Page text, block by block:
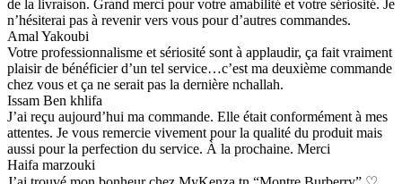
de la livraison. Grand merci pour votre amabilité et votre sériosité. Je
n’hésiterai pas à revenir vers vous pour d’autres commandes.
Amal Yakoubi
Votre professionnalisme et sériosité sont à applaudir, ça fait vraiment
plaisir de bénéficier d’un tel service…c’est ma deuxième commande
chez vous et ça ne serait pas la dernière nchallah.
Issam Ben khlifa
J’ai reçu aujourd’hui ma commande. Elle était conformément à mes
attentes. Je vous remercie vivement pour la qualité du produit mais
aussi pour la perfection du service. À la prochaine. Merci
Haifa marzouki